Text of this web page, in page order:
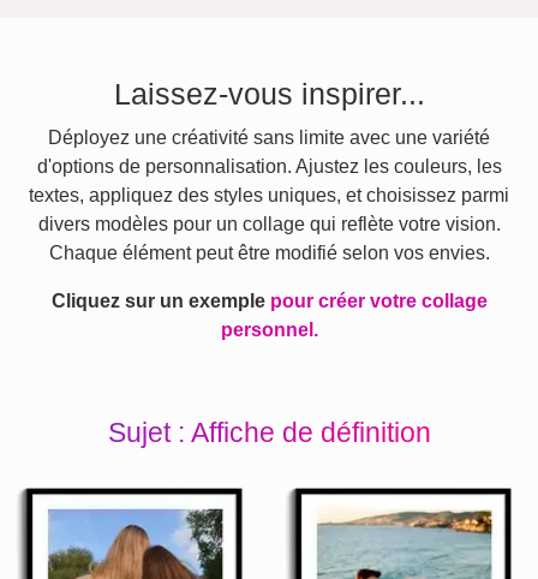
Laissez-vous inspirer...
Déployez une créativité sans limite avec une variété
d'options de personnalisation. Ajustez les couleurs, les
textes, appliquez des styles uniques, et choisissez parmi
divers modèles pour un collage qui reflète votre vision.
Chaque élément peut être modifié selon vos envies.
Cliquez sur un exemple pour créer votre collage
personnel.
Sujet : Affiche de définition